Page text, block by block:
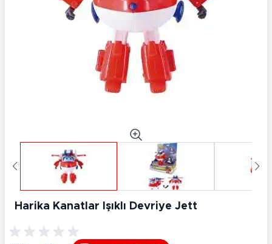
Harika Kanatlar Işıklı Devriye Jett